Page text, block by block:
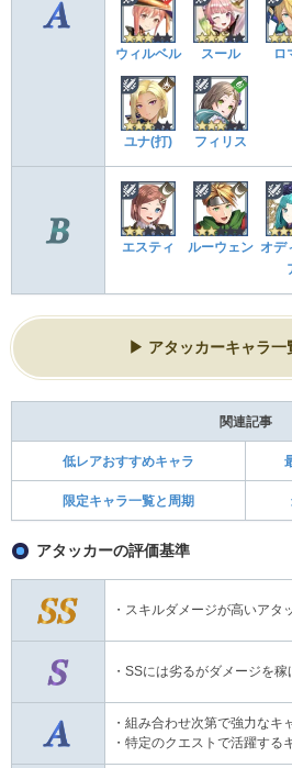
ウィルベル スール ロ
ユナ(打) フィリス
エスティ ルーウェン オデ
アタッカーキャラ一
関連記事
低レアおすすめキャラ
限定キャラ一覧と周期
アタッカーの評価基準
・スキルダメージが高いアタ
・SSには劣るがダメージを
・組み合わせ次第で強力なキ
・特定のクエストで活躍する